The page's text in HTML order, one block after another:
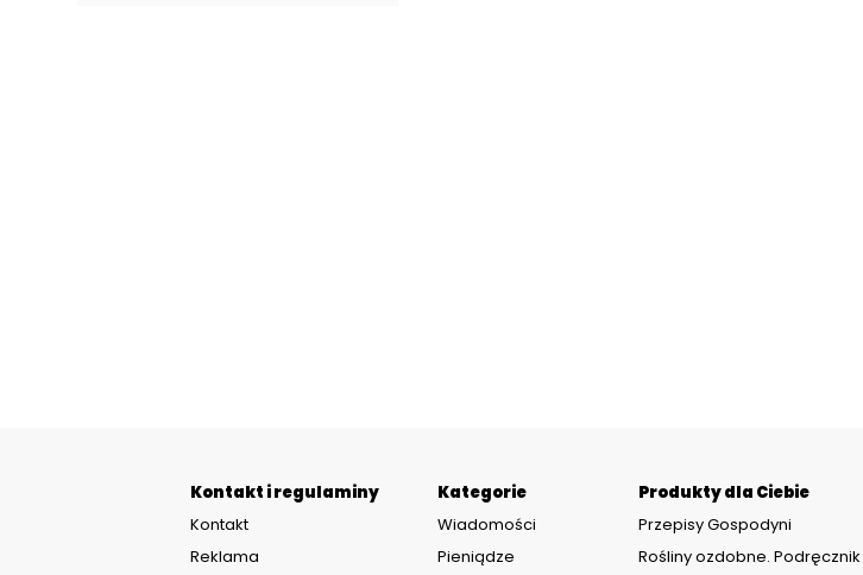
Kontakt i regulaminy
Kontakt
Reklama
Kategorie
Wiadomości
Pieniądze
Produkty dla Ciebie
Przepisy Gospodyni
Rośliny ozdobne. Podręcznik